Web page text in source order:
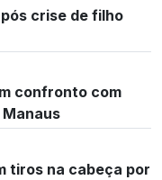
crise de filho
confronto com
tiros na cabeça por